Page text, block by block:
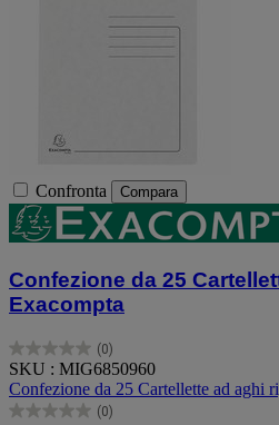
Confronta Compara
Confezione da 25
Exacompta
(0)
0.0
su
5
stelle.
SKU : MIG6850960
Confezione da 25 Cartellette ad aghi
(0)
0.0